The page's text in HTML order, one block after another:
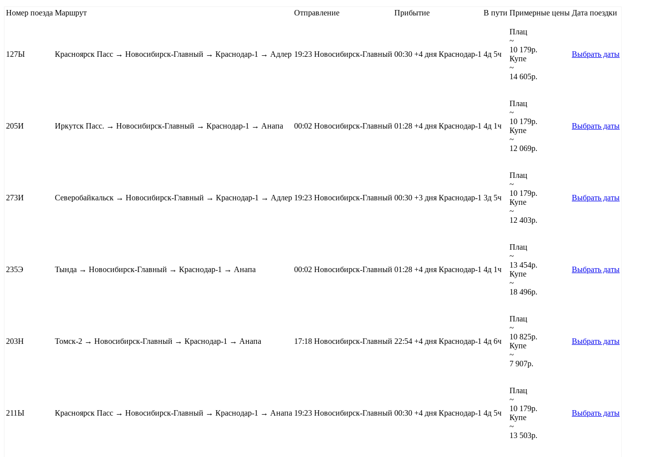
Номер поезда Маршрут Отправление Прибытие В пути Примерные цены Дата поездки
127Ы Красноярск Пасс → Новосибирск-Главный → Краснодар-1 → Адлер 19:23 Новосибирск-Главный 00:30 +4 дня Краснодар-1 4д 5ч
Плац
~
10 179р.
Купе
~
14 605р.
Выбрать даты
205И Иркутск Пасс. → Новосибирск-Главный → Краснодар-1 → Анапа 00:02 Новосибирск-Главный 01:28 +4 дня Краснодар-1 4д 1ч
Плац
~
10 179р.
Купе
~
12 069р.
Выбрать даты
273И Северобайкальск → Новосибирск-Главный → Краснодар-1 → Адлер 19:23 Новосибирск-Главный 00:30 +3 дня Краснодар-1 3д 5ч
Плац
~
10 179р.
Купе
~
12 403р.
Выбрать даты
235Э Тында → Новосибирск-Главный → Краснодар-1 → Анапа 00:02 Новосибирск-Главный 01:28 +4 дня Краснодар-1 4д 1ч
Плац
~
13 454р.
Купе
~
18 496р.
Выбрать даты
203Н Томск-2 → Новосибирск-Главный → Краснодар-1 → Анапа 17:18 Новосибирск-Главный 22:54 +4 дня Краснодар-1 4д 6ч
Плац
~
10 825р.
Купе
~
7 907р.
Выбрать даты
211Ы Красноярск Пасс → Новосибирск-Главный → Краснодар-1 → Анапа 19:23 Новосибирск-Главный 00:30 +4 дня Краснодар-1 4д 5ч
Плац
~
10 179р.
Купе
~
13 503р.
Выбрать даты